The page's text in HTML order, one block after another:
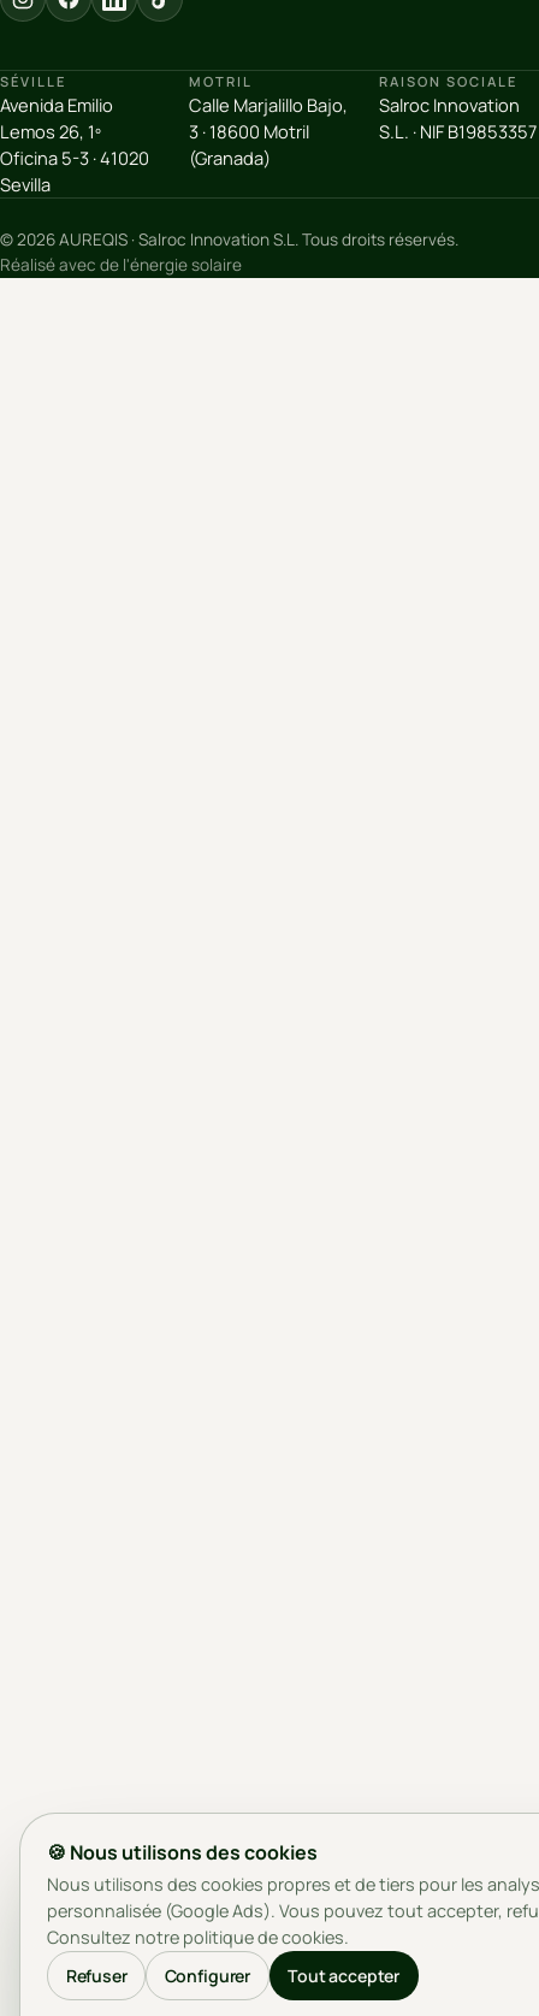
SÉVILLE
Avenida Emilio
Lemos 26, 1º
Oficina 5-3 · 41020
Sevilla
MOTRIL
Calle Marjalillo Bajo,
3 · 18600 Motril
(Granada)
RAISON SOCIALE
Salroc Innovation
S.L. · NIF B19853357
© 2026 AUREQIS · Salroc Innovation S.L. Tous droits réservés.
Réalisé avec de l'énergie solaire
🍪 Nous utilisons des cookies
Nous utilisons des cookies propres et de tiers pour les
personnalisée (Google Ads). Vous pouvez tout accepter,
Consultez notre politique de cookies.
Refuser
Configurer Tout accepter